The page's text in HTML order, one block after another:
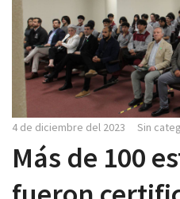
4 de diciembre del 2023 Sin
Más de 100